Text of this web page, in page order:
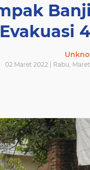
Evakuasi
02 Maret 2022 | Rabu, Maret